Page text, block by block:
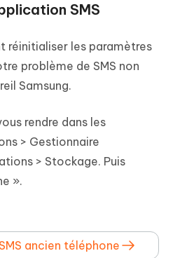
SMS
réinitialiser les paramètres
problème de SMS non
Samsung.
rendre dans les
> Gestionnaire
> Stockage. Puis
».
ancien téléphone